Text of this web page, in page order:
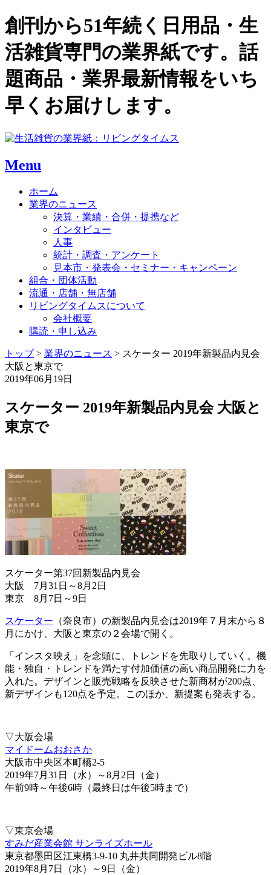
創刊から51年続く日用品・生
活雑貨専門の業界紙です。話
題商品・業界最新情報をいち
早くお届けします。
Menu
ホーム
業界のニュース
決算・業績・合併・提携など
インタビュー
人事
統計・調査・アンケート
見本市・発表会・セミナー・キャンペーン
組合・団体活動
流通・店舗・無店舗
リビングタイムスについて
会社概要
購読・申し込み
トップ> 業界のニュース > スケーター 2019年新製品内見会
大阪と東京で
2019年06月19日
スケーター 2019年新製品内見会 大阪と
東京で
スケーター第37回新製品内見会
大阪 7月31日～8月2日
東京 8月7日～9日
スケーター （奈良市）の新製品内見会は2019年７月末から８
月にかけ、大阪と東京の２会場で開く。
「インスタ映え」を念頭に、トレンドを先取りしていく。機
能・独自・トレンドを満たす付加価値の高い商品開発に力を
入れた。デザインと販売戦略を反映させた新商材が200点、
新デザインも120点を予定。このほか、新提案も発表する。
▽大阪会場
マイドームおおさか
大阪市中央区本町橋2-5
2019年7月31日（水）～8月2日（金）
午前9時～午後6時（最終日は午後5時まで）
▽東京会場
すみだ産業会館 サンライズホール
東京都墨田区江東橋3-9-10 丸井共同開発ビル8階
2019年8月7日（水）～9日（金）